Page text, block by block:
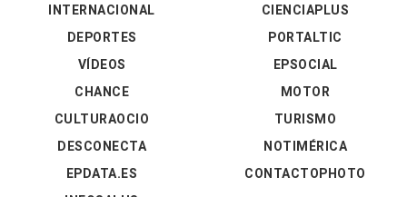
INTERNACIONAL
DEPORTES
VÍDEOS
CIENCIAPLUS
PORTALTIC
EPSOCIAL
CHANCE
CULTURAOCIO
DESCONECTA
EPDATA.ES
MOTOR
TURISMO
NOTIMÉRICA
CONTACTOPHOTO